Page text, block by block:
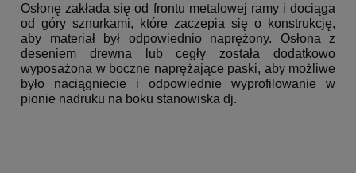
Osłonę zakłada się od frontu metalowej ramy i dociąga
od góry sznurkami, które zaczepia się o konstrukcję,
aby materiał był odpowiednio naprężony. Osłona z
deseniem drewna lub cegły została dodatkowo
wyposażona w boczne naprężające paski, aby możliwe
było naciągniecie i odpowiednie wyprofilowanie w
pionie nadruku na boku stanowiska dj.